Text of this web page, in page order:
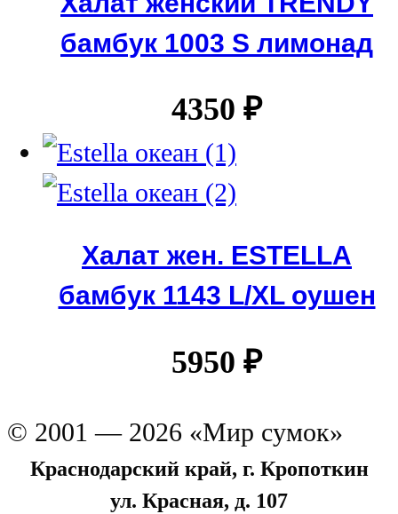
бамбук 1003 S лимонад
4350 ₽
Халат жен. ESTELLA
бамбук 1143 L/XL оушен
5950 ₽
© 2001 — 2026 «Мир сумок»
Краснодарский край, г. Кропоткин
ул. Красная, д. 107